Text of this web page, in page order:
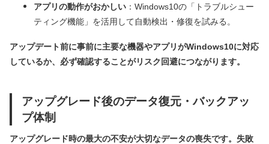
アプリの動作がおかしい ：Windows10の「トラブルシュー
ティング機能」を活用して自動検出・修復を試みる。
アップデート前に事前に主要な機器やアプリがWindows10に対応
しているか、必ず確認することがリスク回避につながります。
アップグレード後のデータ復元・バックアッ
プ体制
アップグレード時の最大の不安が大切なデータの喪失です。失敗